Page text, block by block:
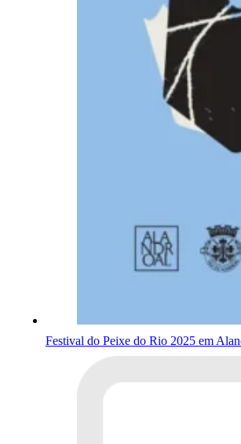
Festival do Peixe do Rio 2025 em